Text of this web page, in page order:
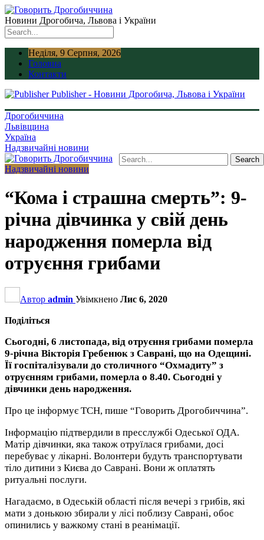
Новини Дрогобича, Львова і України
Неділя, 9 Серпня, 2026
Головна
Контакти
Publisher - Новини Дрогобича, Львова і України
Дрогобиччина
Львівщина
Україна
Надзвичайні новини
Надзвичайні новини
“Кома і страшна смерть”: 9-
річна дівчинка у свій день
народження померла від
отруєння грибами
Автор admin Увімкнено Лис 6, 2020
Поділіться
Сьогодні, 6 листопада, від отруєння грибами померла
9-річна Вікторія Гребенюк з Саврані, що на Одещині.
Її госпіталізували до столичного “Охмадиту” з
отруєнням грибами, померла о 8.40. Сьогодні у
дівчинки день народження.
Про це інформує ТСН, пише “Говорить Дрогобиччина”.
Інформацію підтвердили в пресслужбі Одеської ОДА.
Матір дівчинки, яка також отруїлася грибами, досі
перебуває у лікарні. Волонтери будуть транспортувати
тіло дитини з Києва до Саврані. Вони ж оплатять
ритуальні послуги.
Нагадаємо, в Одеській області після вечері з грибів, які
мати з донькою збирали у лісі поблизу Саврані, обоє
опинились у важкому стані в реанімації.